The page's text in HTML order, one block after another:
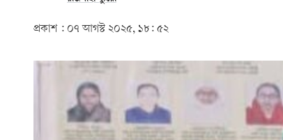
প্রকাশ : ০৭ আগস্ট ২০২৫, ১৮: ৫২